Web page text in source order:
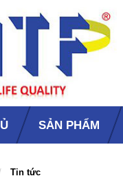
SẢN PHẨM
Tin tức